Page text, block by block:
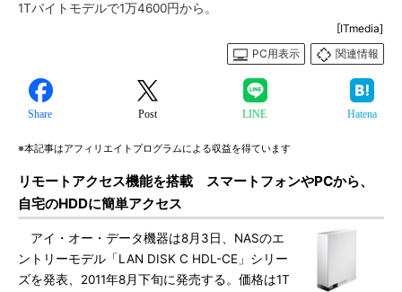
1Tバイトモデルで1万4600円から。
[ITmedia]
PC用表示
関連情報
Share Post LINE Hatena
※本記事はアフィリエイトプログラムによる収益を得ています
リモートアクセス機能を搭載 スマートフォンやPCから、
自宅のHDDに簡単アクセス
アイ・オー・データ機器は8月3日、NASのエ
ントリーモデル「LAN DISK C HDL-CE」シリー
ズを発表、2011年8月下旬に発売する。価格は1T